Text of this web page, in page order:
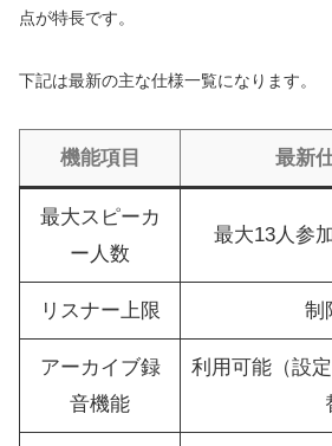
点が特長です。
下記は最新の主な仕様一覧になります。
機能項目 最新
最大スピーカ
ー人数
最大13人参
リスナー上限 制
アーカイブ録
音機能
利用可能（設